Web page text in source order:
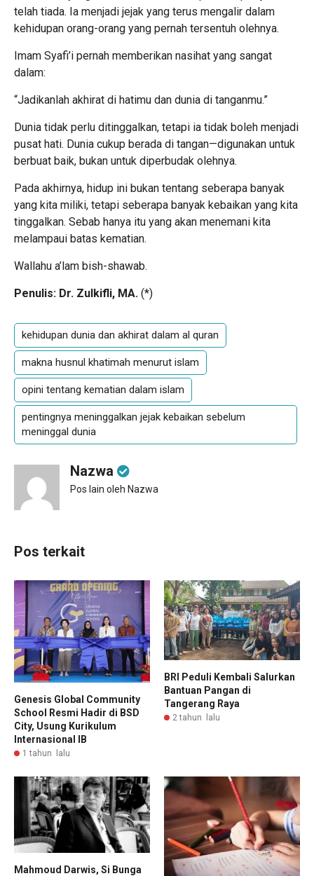
telah tiada. Ia menjadi jejak yang terus mengalir dalam
kehidupan orang-orang yang pernah tersentuh olehnya.
Imam Syafi’i pernah memberikan nasihat yang sangat
dalam:
“Jadikanlah akhirat di hatimu dan dunia di tanganmu.”
Dunia tidak perlu ditinggalkan, tetapi ia tidak boleh menjadi
pusat hati. Dunia cukup berada di tangan—digunakan untuk
berbuat baik, bukan untuk diperbudak olehnya.
Pada akhirnya, hidup ini bukan tentang seberapa banyak
yang kita miliki, tetapi seberapa banyak kebaikan yang kita
tinggalkan. Sebab hanya itu yang akan menemani kita
melampaui batas kematian.
Wallahu a’lam bish-shawab.
Penulis: Dr. Zulkifli, MA. (*)
kehidupan dunia dan akhirat dalam al quran
makna husnul khatimah menurut islam
opini tentang kematian dalam islam
pentingnya meninggalkan jejak kebaikan sebelum
meninggal dunia
Nazwa
Pos lain oleh Nazwa
Pos terkait
Genesis Global Community
School Resmi Hadir di BSD
City, Usung Kurikulum
Internasional IB
1 tahun lalu
BRI Peduli Kembali Salurkan
Bantuan Pangan di
Tangerang Raya
2 tahun lalu
Mahmoud Darwis, Si Bunga